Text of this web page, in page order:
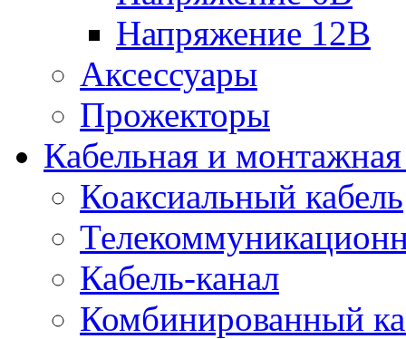
Напряжение 12В
Аксессуары
Прожекторы
Кабельная и
Коаксиальный кабель
Кабель-канал
Комбинированный